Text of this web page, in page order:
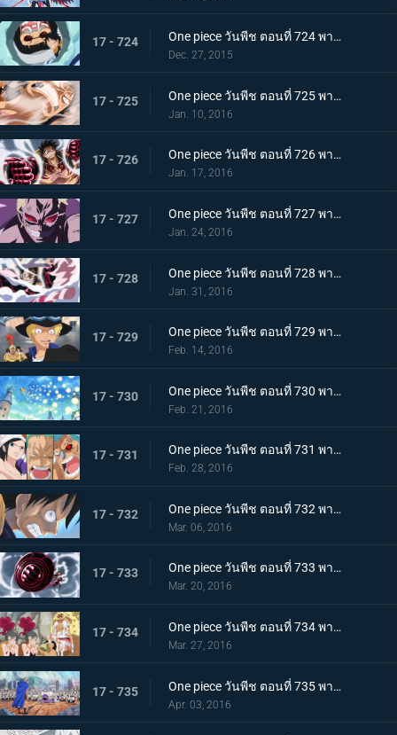
17 - 724 One piece วันพีช ตอนที่ 724 พากย์ไทย การโจมตีที่ไร้ผล! ความลับที่น่าตกใจของเทรโบล!
Dec. 27, 2015
17 - 725 One piece วันพีช ตอนที่ 725 พากย์ไทย ระเบิดความโกรธ! ฉันจะรับทุกอย่างไว้เอง!
Jan. 10, 2016
17 - 726 One piece วันพีช ตอนที่ 726 พากย์ไทย เกียร์สี่! มนุษย์เด้งดึ๋งสุดประหลาด!
Jan. 17, 2016
17 - 727 One piece วันพีช ตอนที่ 727 พากย์ไทย พลิกผันครั้งใหญ่! พลังที่ตื่นขึ้นของโดฟลามิงโก้!
Jan. 24, 2016
17 - 728 One piece วันพีช ตอนที่ 728 พากย์ไทย ลูฟี่! ทุ่มสุดตัวลีโอบาซูก้า!
Jan. 31, 2016
17 - 729 One piece วันพีช ตอนที่ 729 พากย์ไทย เจ้ามังกรอัคคี! ฉันจะปกป้องชีวิตลูฟี่ให้ได้!
Feb. 14, 2016
17 - 730 One piece วันพีช ตอนที่ 730 พากย์ไทย น้ำแห่งปาฏิหาริย์! การต่อสู้ของมันเชอร์รี่!
Feb. 21, 2016
17 - 731 One piece วันพีช ตอนที่ 731 พากย์ไทย ตราบที่ยังมีชีวิต! ต้องหยุดกรงนกมรณะให้ได้!
Feb. 28, 2016
17 - 732 One piece วันพีช ตอนที่ 732 พากย์ไทย อยู่หรือตาย! การนับถอยหลังของโชคชะตากรรม!
Mar. 06, 2016
17 - 733 One piece วันพีช ตอนที่ 733 พากย์ไทย พิฆาตสวรรค์! คิงคองกันแห่งความโกรธของลูฟี่!
Mar. 20, 2016
17 - 734 One piece วันพีช ตอนที่ 734 พากย์ไทย สู่เสรีภาพ! เดรสโรซ่าปลื้มปิติ!
Mar. 27, 2016
17 - 735 One piece วันพีช ตอนที่ 735 พากย์ไทย ไม่เคยพบไม่เคยเจอ! การตัดสินใจที่น่าตกตะลึงของฟูจิโทระ!
Apr. 03, 2016